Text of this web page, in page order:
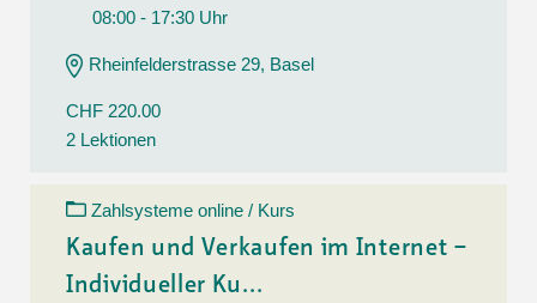
08:00 - 17:30 Uhr
Rheinfelderstrasse 29, Basel
CHF 220.00
2 Lektionen
Zahlsysteme online / Kurs
Kaufen und Verkaufen im Internet –
Individueller Ku...